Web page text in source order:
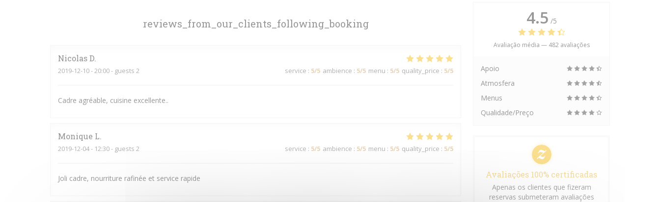
reviews_from_our_clients_following_booking
NicolasD
2019-12-10- 20:00 - guests 2 service : 5/5 ambience : 5/5 menu : 5/5 quality_price : 5/5
Cadre agréable, cuisine excellente..
Monique L
2019-12-04- 12:30 - guests 2 service : 5/5 ambience : 5/5 menu : 5/5 quality_price : 5/5
Joli cadre, nourriture rafinée et service rapide
4.5 /5
Avaliação média — 482 avaliações
Apoio
Atmosfera
Menus
Qualidade/Preço
Avaliações 100% certificadas
Apenas os clientes que fizeram
reservas submeteram avaliações